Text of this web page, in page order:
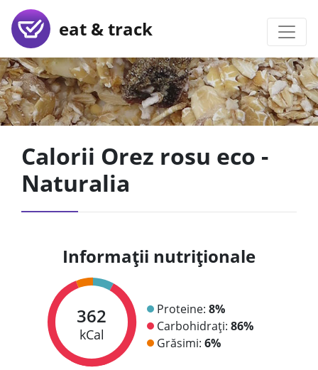
eat & track
Calorii Orez rosu eco -
Naturalia
Informații nutriționale
362
kCal
Proteine: 8%
Carbohidrați: 86%
Grăsimi: 6%